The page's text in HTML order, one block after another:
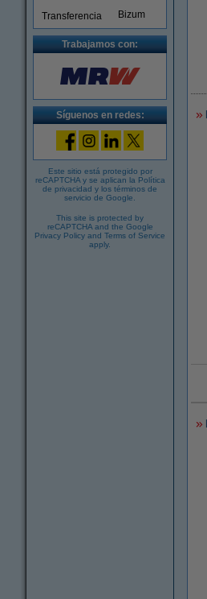
Transferencia Bizum
Trabajamos con:
Síguenos en redes:
Este sitio está protegido por
reCAPTCHA y se aplican la Política
de privacidad y los términos de
servicio de Google
This site is protected by
reCAPTCHA and the Google
Privacy Policy and Terms of Service
apply.